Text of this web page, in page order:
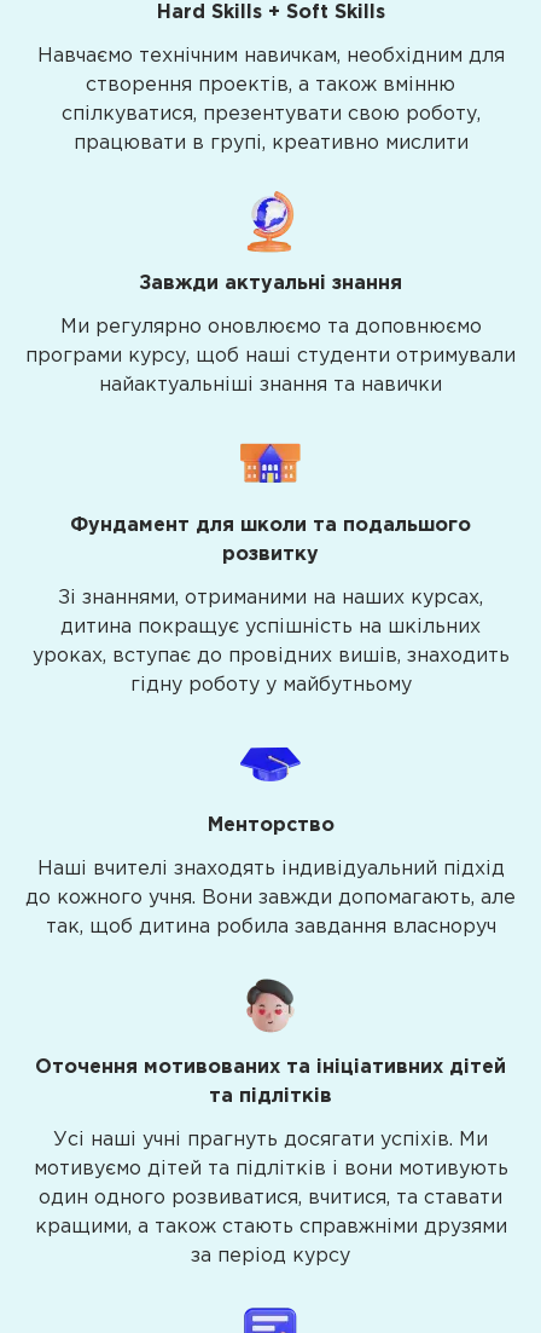
Hard Skills + Soft Skills
Навчаємо технічним навичкам, необхідним для
створення проектів, а також вмінню
спілкуватися, презентувати свою роботу,
працювати в групі, креативно мислити
Завжди актуальні знання
Ми регулярно оновлюємо та доповнюємо
програми курсу, щоб наші студенти отримували
найактуальніші знання та навички
Фундамент для школи та подальшого
розвитку
Зі знаннями, отриманими на наших курсах,
дитина покращує успішність на шкільних
уроках, вступає до провідних вишів, знаходить
гідну роботу у майбутньому
Менторство
Наші вчителі знаходять індивідуальний підхід
до кожного учня. Вони завжди допомагають, але
так, щоб дитина робила завдання власноруч
Оточення мотивованих та ініціативних дітей
та підлітків
Усі наші учні прагнуть досягати успіхів. Ми
мотивуємо дітей та підлітків і вони мотивують
один одного розвиватися, вчитися, та ставати
кращими, а також стають справжніми друзями
за період курсу